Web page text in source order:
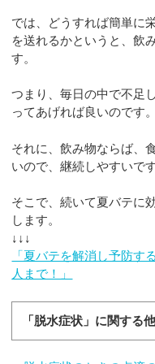
では、どうすれば簡単に
を送れるかというと、飲
す。
つまり、毎日の中で不足
ってあげれば良いのです。
それに、飲み物ならば、
いので、継続しやすいで
そこで、続いて夏バテに
します。
↓↓↓
「夏バテを解消し予防す
人まで！」
「脱水症状」に関する